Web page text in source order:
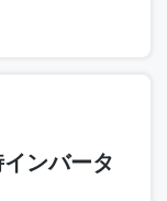
ンバータ